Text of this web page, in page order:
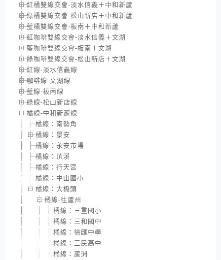
紅橘雙線交會-淡水信義＋中和新蘆
綠橘雙線交會-松山新店＋中和新蘆
藍橘雙線交會-板南＋中和新蘆
紅咖啡雙線交會-淡水信義＋文湖
藍咖啡雙線交會-板南＋文湖
綠咖啡雙線交會-松山新店＋文湖
紅線-淡水信義線
咖啡線-文湖線
藍線-板南線
綠線-松山新店線
橘線-中和新蘆線
橘線：南勢角
橘線：景安
橘線：永安市場
橘線：頂溪
橘線：行天宮
橘線：中山國小
橘線：大橋頭
橘線-往蘆州
橘線：三重國小
橘線：三和國中
橘線：徐匯中學
橘線：三民高中
橘線：蘆洲